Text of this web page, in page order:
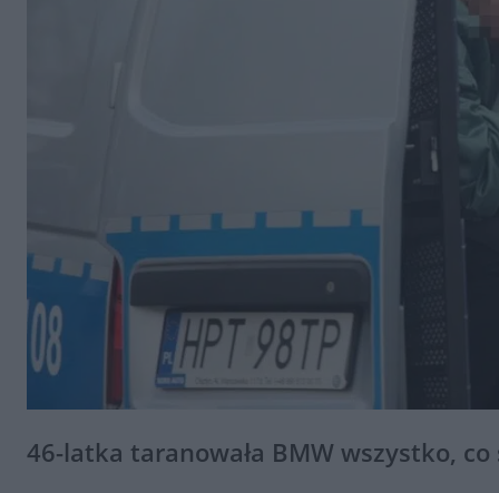
46-latka taranowała BMW wszystko, co